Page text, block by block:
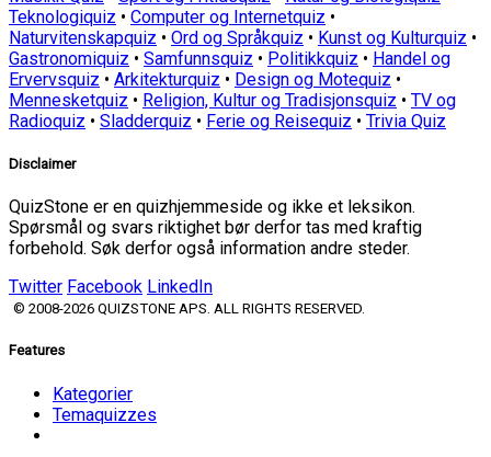
Teknologiquiz • Computer og Internetquiz •
Naturvitenskapquiz • Ord og Språkquiz • Kunst og Kulturquiz •
Gastronomiquiz • Samfunnsquiz • Politikkquiz • Handel og
Ervervsquiz • Arkitekturquiz • Design og Motequiz •
Mennesketquiz • Religion, Kultur og Tradisjonsquiz • TV og
Radioquiz • Sladderquiz • Ferie og Reisequiz • Trivia Quiz
Disclaimer
QuizStone er en quizhjemmeside og ikke et leksikon.
Spørsmål og svars riktighet bør derfor tas med kraftig
forbehold. Søk derfor også information andre steder.
Twitter Facebook LinkedIn
© 2008-2026 QUIZSTONE APS. ALL RIGHTS RESERVED.
Features
Kategorier
Temaquizzes